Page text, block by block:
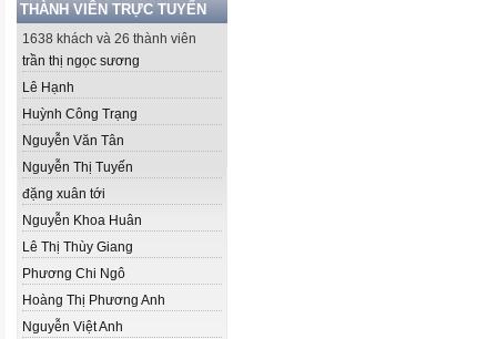
THÀNH VIÊN TRỰC TUYẾN
1638 khách và 26 thành viên
trần thị ngọc sương
Lê Hạnh
Huỳnh Công Trạng
Nguyễn Văn Tân
Nguyễn Thị Tuyến
đặng xuân tới
Nguyễn Khoa Huân
Lê Thị Thùy Giang
Phương Chi Ngô
Hoàng Thị Phương Anh
Nguyễn Việt Anh